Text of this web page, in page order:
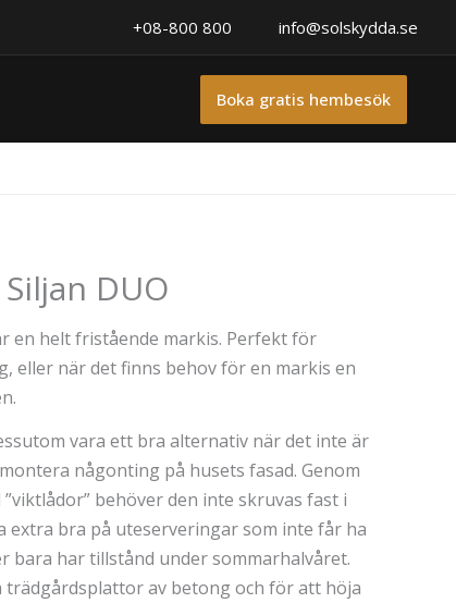
+08-800 800 info@solskydda.se
Boka gratis hembesök
DUO
en helt fristående markis. Perfekt för
eller när det finns behov för en markis en
vara ett bra alternativ när det inte är
någonting på husets fasad. Genom
behöver den inte skruvas fast i
extra bra på uteserveringar som inte får ha
bara har tillstånd under sommarhalvåret.
trädgårdsplattor av betong och för att höja